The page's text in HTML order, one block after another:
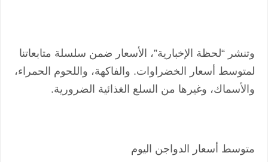
وتنشر “لحظة الإخبارية”، الأسعار ضمن سلسلة متابعاتنا
لمتوسط أسعار الخضراوات. والفاكهة، واللحوم الحمراء،
والأسماك، وغيرها من السلع الغذائية الضرورية.
متوسط أسعار الدواجن اليوم